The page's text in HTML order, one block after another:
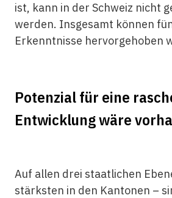
ist, kann in der Schweiz nicht
werden. Insgesamt können
Erkenntnisse hervorgehoben
Potenzial für eine
Entwicklung wäre
Auf allen drei staatlichen
stärksten in den Kantonen –